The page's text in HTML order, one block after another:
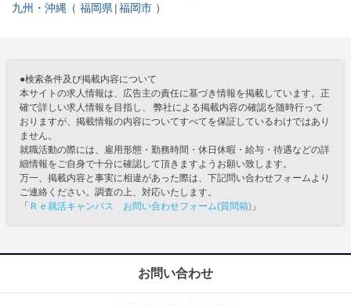
九州・沖縄
福岡県 福岡市
●検索条件及び掲載内容について
本サイトの求人情報は、広告主の責任に基づき情報を掲載しています。正
確で詳しい求人情報を目指し、 弊社による掲載内容の確認を随時行って
おりますが、掲載情報の内容についてすべてを保証しているわけではあり
ません。
就職活動の際には、雇用形態・勤務時間・休日休暇・給与・待遇などの詳
細情報をご自身で十分に確認して頂きますようお願い致します。
万一、掲載内容と事実に相違があった際は、下記問い合わせフォームより
ご連絡ください。調査の上、対応いたします。
「 Ｒｅ就活キャンパス お問い合わせフォーム(質問箱) 」
お問い合わせ